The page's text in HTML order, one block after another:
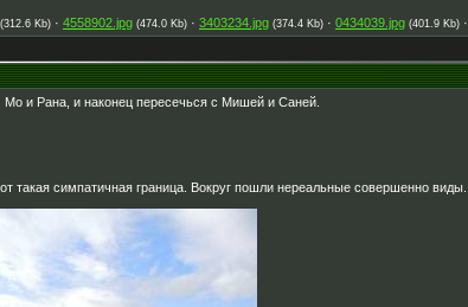
(312.6 Kb) · 4558902.jpg (474.0 Kb) · 3403234.jpg (374.4 Kb) · 0434039.jpg (401.9 Kb) ·
Мо и Рана, и наконец пересечься с Мишей и Саней.
такая симпатичная граница. Вокруг пошли нереальные совершенно виды.